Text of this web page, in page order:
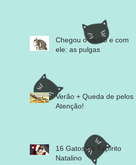
Chegou o verão e com
ele: as pulgas
Verão + Queda de pelos =
Atenção!
16 Gatos no Espírito
Natalino